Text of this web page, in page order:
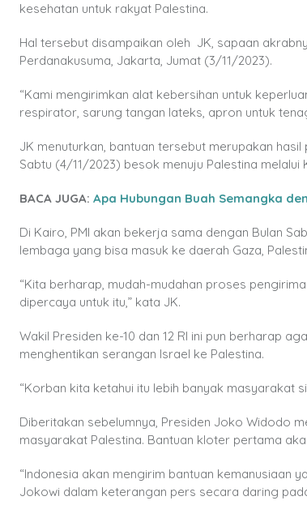
kesehatan untuk rakyat Palestina.
Hal tersebut disampaikan oleh JK, sapaan
Perdanakusuma, Jakarta, Jumat (3/11/2023).
“Kami mengirimkan alat kebersihan untuk
respirator, sarung tangan lateks, apron untuk
JK menuturkan, bantuan tersebut merupakan
Sabtu (4/11/2023) besok menuju Palestina melalui
BACA JUGA: Apa Hubungan Buah Semangka
Di Kairo, PMI akan bekerja sama dengan Bulan
lembaga yang bisa masuk ke daerah Gaza,
“Kita berharap, mudah-mudahan proses
dipercaya untuk itu,” kata JK.
Wakil Presiden ke-10 dan 12 RI ini pun berharap
menghentikan serangan Israel ke Palestina.
“Korban kita ketahui itu lebih banyak masyarakat
Diberitakan sebelumnya, Presiden Joko Widodo
masyarakat Palestina. Bantuan kloter pertama
“Indonesia akan mengirim bantuan kemanusiaan
Jokowi dalam keterangan pers secara daring